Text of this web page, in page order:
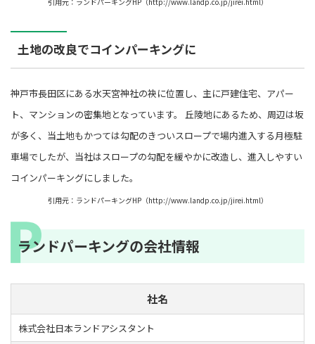
土地の改良でコインパーキングに
神戸市長田区にある水天宮神社の袂に位置し、主に戸建住宅、アパー
ト、マンションの密集地となっています。 丘陵地にあるため、周辺は坂
が多く、当土地もかつては勾配のきついスロープで場内進入する月極駐
車場でしたが、当社はスロープの勾配を緩やかに改造し、進入しやすい
コインパーキングにしました。
引用元：ランドパーキングHP（http://www.landp.co.jp/jirei.html）
ランドパーキングの会社情報
社名
株式会社日本ランドアシスタント